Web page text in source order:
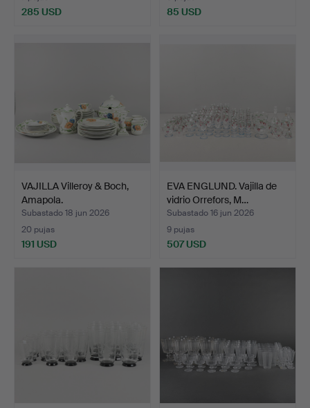
285 USD 85 USD
VAJILLA Villeroy & Boch,
Amapola.
Subastado 18 jun 2026
20 pujas
191 USD
EVA ENGLUND. Vajilla de
vidrio Orrefors, M…
Subastado 16 jun 2026
9 pujas
507 USD